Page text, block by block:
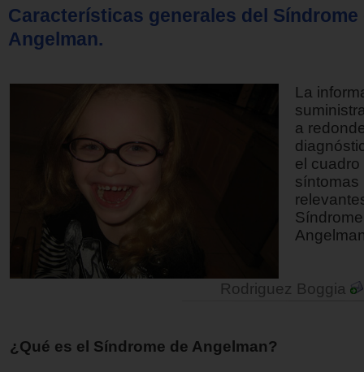
Características generales del Síndrome
Angelman.
La
a
el cuadro
síntomas
Rodriguez Boggia
¿Qué es el Síndrome de Angelman?